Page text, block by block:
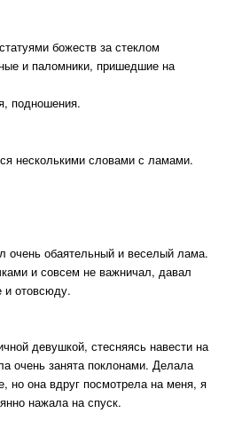
божеств за стеклом
и паломники, пришедшие на
подношения.
несколькими словами с ламами.
очень обаятельный и веселый лама.
и совсем не важничал, давал
и отовсюду.
девушкой, стесняясь навести на
очень занята поклонами. Делала
но она вдруг посмотрела на меня, я
нажала на спуск.